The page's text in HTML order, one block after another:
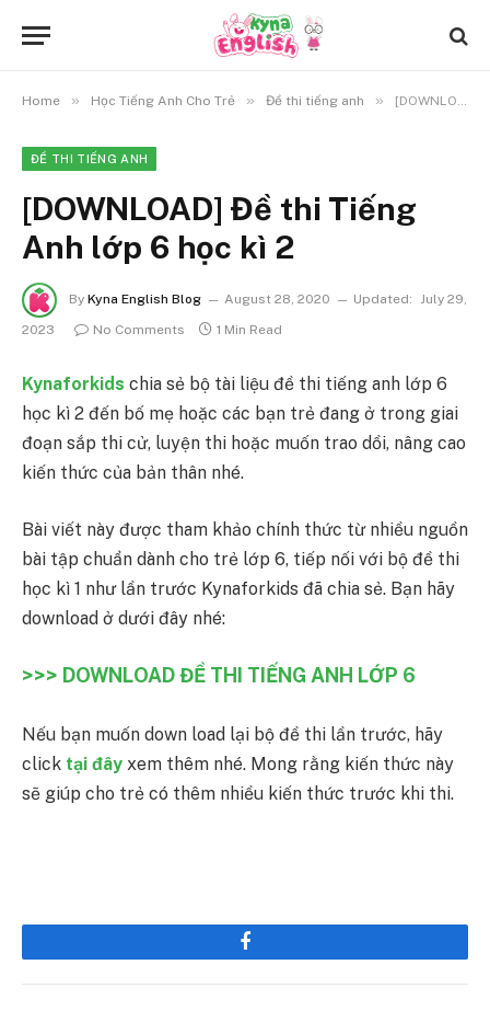
Home » Học Tiếng Anh Cho Trẻ » Đề thi tiếng anh » [DOWNLOAD] Đề thi Tiếng Anh lớp 6 học kì 2
ĐỀ THI TIẾNG ANH
[DOWNLOAD] Đề thi Tiếng
Anh lớp 6 học kì 2
By Kyna English Blog August 28, 2020 Updated: July 29,
2023
No Comments 1 Min Read
Kynaforkids chia sẻ bộ tài liệu đề thi tiếng anh lớp 6
học kì 2 đến bố mẹ hoặc các bạn trẻ đang ở trong giai
đoạn sắp thi cử, luyện thi hoặc muốn trao dồi, nâng cao
kiến thức của bản thân nhé.
Bài viết này được tham khảo chính thức từ nhiều nguồn
bài tập chuẩn dành cho trẻ lớp 6, tiếp nối với bộ đề thi
học kì 1 như lần trước Kynaforkids đã chia sẻ. Bạn hãy
download ở dưới đây nhé:
>>> DOWNLOAD ĐỀ THI TIẾNG ANH LỚP 6
Nếu bạn muốn down load lại bộ đề thi lần trước, hãy
click tại đây xem thêm nhé. Mong rằng kiến thức này
sẽ giúp cho trẻ có thêm nhiều kiến thức trước khi thi.
Facebook